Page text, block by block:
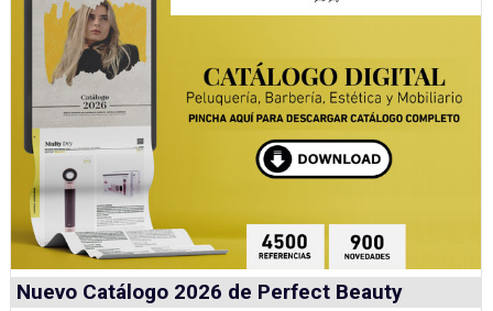
Nuevo Catálogo 2026 de Perfect Beauty